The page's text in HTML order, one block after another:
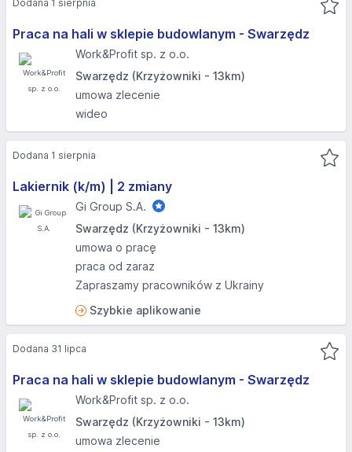
Praca na hali w sklepie budowlanym - Swarzędz
Work&Profit sp. z o.o.
Swarzędz (Krzyżowniki - 13km)
umowa zlecenie
wideo
Dodana 1 sierpnia
Lakiernik (k/m) | 2 zmiany
Gi Group S.A.
Swarzędz (Krzyżowniki - 13km)
umowa o pracę
praca od zaraz
Zapraszamy pracowników z Ukrainy
Szybkie aplikowanie
Dodana 1 sierpnia
Praca na hali w sklepie budowlanym - Swarzędz
Work&Profit sp. z o.o.
Swarzędz (Krzyżowniki - 13km)
umowa zlecenie
Dodana 31 lipca